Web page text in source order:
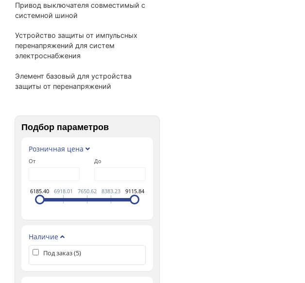
Привод выключателя совместимый с
системной шиной
Устройство защиты от импульсных
перенапряжений для систем
электроснабжения
Элемент базовый для устройства
защиты от перенапряжений
Подбор параметров
Розничная цена
От До
6185.40 6918.01 7650.62 8383.23 9115.84
Наличие
Под заказ (5)